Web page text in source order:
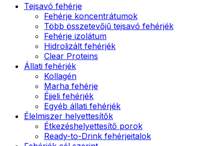
Tejsavó fehérje
Fehérje koncentrátumok
Több összetevőjű tejsavó fehérjék
Fehérje izolátum
Hidrolizált fehérjék
Clear Proteins
Állati fehérjék
Kollagén
Marha fehérje
Éjjeli fehérjék
Egyéb állati fehérjék
Élelmiszer helyettesítők
Étkezéshelyettesítő porok
Ready-to-Drink fehérjeitalok